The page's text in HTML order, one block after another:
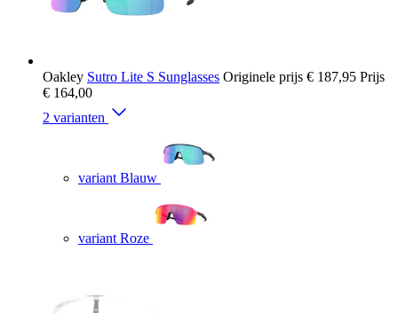
Oakley Sutro Lite S Sunglasses Originele prijs € 187,95 Prijs
€ 164,00
2 varianten
variant Blauw
variant Roze